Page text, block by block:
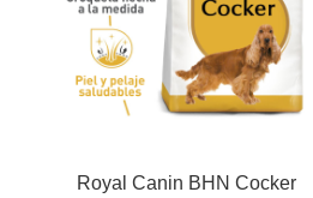
Royal Canin BHN Cocker